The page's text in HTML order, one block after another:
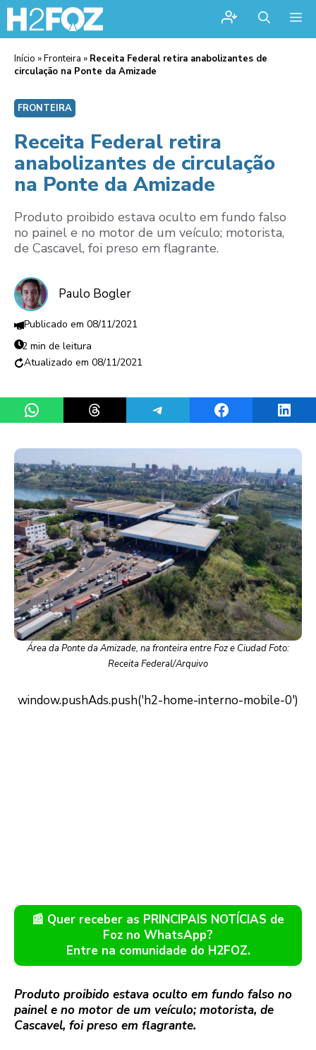
Início »Fronteira » Receita Federal retira anabolizantes de
circulação na Ponte da Amizade
FRONTEIRA
Receita Federal retira
anabolizantes de circulação
na Ponte da Amizade
Produto proibido estava oculto em fundo falso
no painel e no motor de um veículo; motorista,
de Cascavel, foi preso em flagrante.
Paulo Bogler
08/11/2021
2 min de leitura
08/11/2021
Share on WhatsAppShare on ThreadsShare on TelegramShare on Facebook
Área da Ponte da Amizade, na fronteira entre Foz e Ciudad Foto:
Receita Federal/Arquivo
📰 Quer receber as PRINCIPAIS NOTÍCIAS de
Foz no WhatsApp?
Entre na comunidade do H2FOZ.
Produto proibido estava oculto em fundo falso no
painel e no motor de um veículo; motorista, de
Cascavel, foi preso em flagrante.